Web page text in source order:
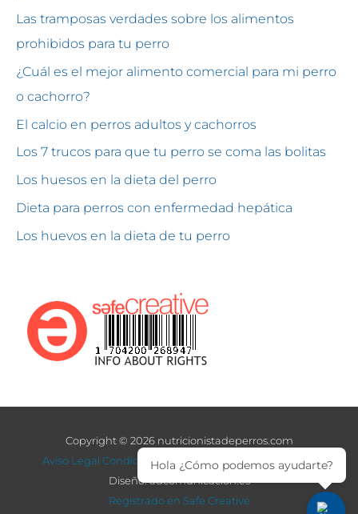
Las tramposas verdades sobre los alimentos
prohibidos para tu perro
¿Cuál es el mejor alimento comercial para mi perro
o cachorro?
El calcio en perros adultos y cachorros
Los 7 trucos para que tu perro se coma las bolitas
Los huesos en la dieta del perro
Dieta para perros con enfermedad hepática
Los huevos en la dieta de tu perro
Copyright © 2026 nutricionistadeperros.com
Aviso Legal Condiciones de venta nutritionist for dogs
Diseño: adcomunicacion.es
Registrado en Safe Creative
Hola ¿Cómo podemos ayudarte?